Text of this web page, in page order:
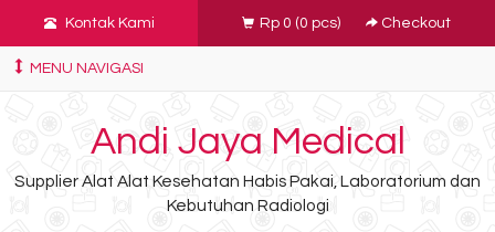
Kontak Kami Rp 0 (0 pcs) Checkout
MENU NAVIGASI
Andi Jaya Medical
Supplier Alat Alat Kesehatan Habis Pakai, Laboratorium dan
Kebutuhan Radiologi